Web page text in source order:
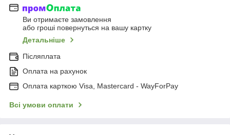
Ви отримаєте замовлення
або гроші повернуться на вашу картку
Детальніше
Післяплата
Оплата на рахунок
Оплата карткою Visa, Mastercard - WayForPay
Всі умови оплати